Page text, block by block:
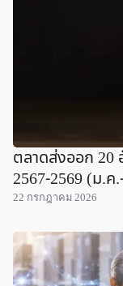
ตลาดส่งออก 20
2567-2569 (ม.ค
22 กรกฎาคม 2026